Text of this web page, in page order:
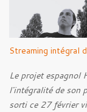
Streaming intégral
Le projet espagnol
l'intégralité de son
sorti ce 27 février